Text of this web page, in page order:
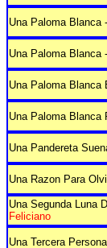
Una Paloma Blanca -
Una Paloma Blanca -
Una Paloma Blanca
Una Paloma Blanca
Una Pandereta
Una Razon Para
Una Segunda Luna
Feliciano
Una Tercera